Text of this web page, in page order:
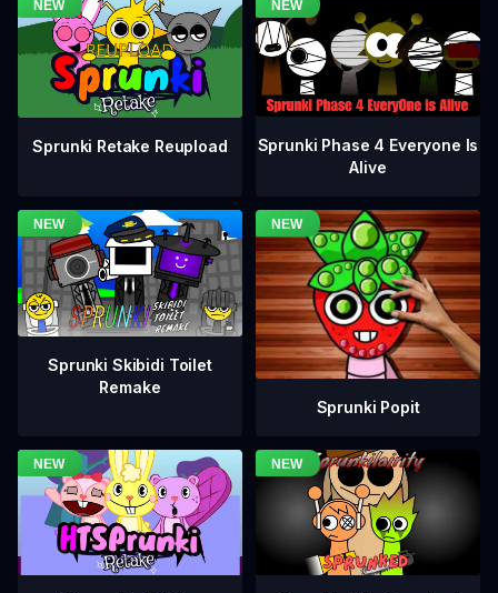
Sprunki Retake Reupload
Sprunki Phase 4 Everyone Is
Alive
Sprunki Skibidi Toilet
Remake
Sprunki Popit